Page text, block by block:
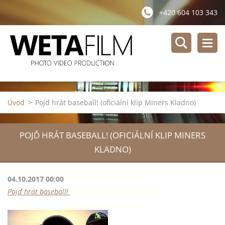
+420 604 103 343
Úvod > Pojď hrát baseball! (oficiální klip Miners Kladno)
POJĎ HRÁT BASEBALL! (OFICIÁLNÍ KLIP MINERS
KLADNO)
04.10.2017 00:00
Pojď hrát baseball! (oficiální klip Miners Kladno)